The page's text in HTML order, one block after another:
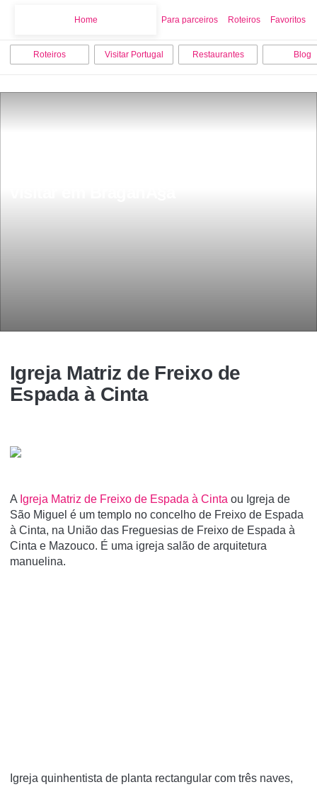
Home Para parceiros Roteiros Favoritos
Roteiros Visitar Portugal Restaurantes Blog
Igreja Matriz de Freixo de
Espada à Cinta
A Igreja Matriz de Freixo de Espada à Cinta ou Igreja de
São Miguel é um templo no concelho de Freixo de Espada
à Cinta, na União das Freguesias de Freixo de Espada à
Cinta e Mazouco. É uma igreja salão de arquitetura
manuelina.
Igreja quinhentista de planta rectangular com três naves,